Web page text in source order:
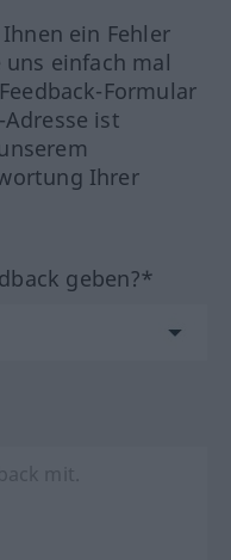
ein Fehler
einfach mal
Formular
ist
Ihrer
geben?*